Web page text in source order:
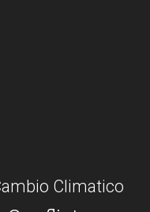
Climatico